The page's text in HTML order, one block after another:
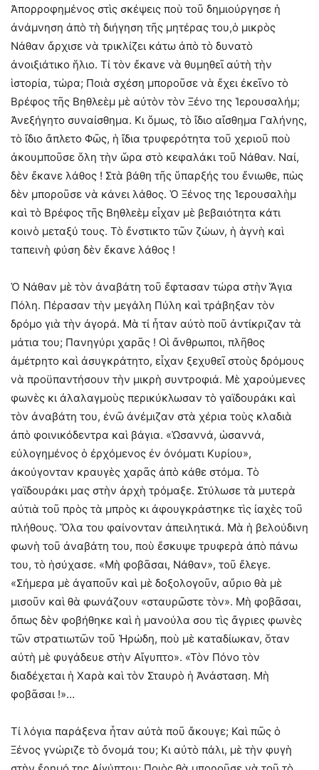
Ἀπορροφημένος στὶς σκέψεις ποὺ τοῦ δημιούργησε ἡ
ἀνάμνηση ἀπὸ τὴ διήγηση τῆς μητέρας του,ὁ μικρὸς
Νάθαν ἄρχισε νὰ τρικλίζει κάτω ἀπὸ τὸ δυνατὸ
ἀνοιξιάτικο ἥλιο. Τί τὸν ἔκανε νὰ θυμηθεῖ αὐτὴ τὴν
ἱστορία, τώρα; Ποιὰ σχέση μποροῦσε νὰ ἔχει ἐκεῖνο τὸ
Βρέφος τῆς Βηθλεὲμ μὲ αὐτὸν τὸν Ξένο της Ἱερουσαλήμ;
Ἀνεξήγητο συναίσθημα. Κι ὅμως, τὸ ἴδιο αἴσθημα Γαλήνης,
τὸ ἴδιο ἄπλετο Φῶς, ἡ ἴδια τρυφερότητα τοῦ χεριοῦ ποὺ
ἀκουμποῦσε ὅλη τὴν ὥρα στὸ κεφαλάκι τοῦ Νάθαν. Ναί,
δὲν ἔκανε λάθος ! Στὰ βάθη τῆς ὕπαρξής του ἔνιωθε, πὼς
δὲν μποροῦσε νὰ κάνει λάθος. Ὁ Ξένος της Ἱερουσαλὴμ
καὶ τὸ Βρέφος τῆς Βηθλεὲμ εἶχαν μὲ βεβαιότητα κάτι
κοινὸ μεταξύ τους. Τὸ ἔνστικτο τῶν ζώων, ἡ ἁγνὴ καὶ
ταπεινὴ φύση δὲν ἔκανε λάθος !
Ὁ Νάθαν μὲ τὸν ἀναβάτη τοῦ ἔφτασαν τώρα στὴν Ἅγια
Πόλη. Πέρασαν τὴν μεγάλη Πύλη καὶ τράβηξαν τὸν
δρόμο γιὰ τὴν ἀγορά. Μὰ τί ἦταν αὐτὸ ποῦ ἀντίκριζαν τὰ
μάτια του; Πανηγύρι χαρᾶς ! Οἱ ἄνθρωποι, πλῆθος
ἀμέτρητο καὶ ἀσυγκράτητο, εἶχαν ξεχυθεῖ στοὺς δρόμους
νὰ προϋπαντήσουν τὴν μικρὴ συντροφιά. Μὲ χαρούμενες
φωνὲς κι ἀλαλαγμοὺς περικύκλωσαν τὸ γαϊδουράκι καὶ
τὸν ἀναβάτη του, ἐνῶ ἀνέμιζαν στὰ χέρια τοὺς κλαδιὰ
ἀπὸ φοινικόδεντρα καὶ βάγια. «Ὡσαννά, ὡσαννά,
εὐλογημένος ὁ ἐρχόμενος ἐν ὀνόματι Κυρίου»,
ἀκούγονταν κραυγὲς χαρᾶς ἀπὸ κάθε στόμα. Τὸ
γαϊδουράκι μας στὴν ἀρχὴ τρόμαξε. Στύλωσε τὰ μυτερὰ
αὐτιὰ τοῦ πρὸς τὰ μπρὸς κι ἀφουγκράστηκε τὶς ἰαχὲς τοῦ
πλήθους. Ὅλα του φαίνονταν ἀπειλητικά. Μὰ ἡ βελούδινη
φωνὴ τοῦ ἀναβάτη του, ποὺ ἔσκυψε τρυφερὰ ἀπὸ πάνω
του, τὸ ἡσύχασε. «Μὴ φοβᾶσαι, Νάθαν», τοῦ ἔλεγε.
«Σήμερα μὲ ἀγαποῦν καὶ μὲ δοξολογοῦν, αὔριο θὰ μὲ
μισοῦν καὶ θὰ φωνάζουν «σταυρῶστε τὸν». Μὴ φοβᾶσαι,
ὄπως δὲν φοβήθηκε καὶ ἡ μανούλα σου τὶς ἄγριες φωνὲς
τῶν στρατιωτῶν τοῦ Ἡρώδη, ποὺ μὲ καταδίωκαν, ὅταν
αὐτὴ μὲ φυγάδευε στὴν Αἴγυπτο». «Τὸν Πόνο τὸν
διαδέχεται ἡ Χαρὰ καὶ τὸν Σταυρὸ ἡ Ἀνάσταση. Μὴ
φοβᾶσαι !»…
Τί λόγια παράξενα ἦταν αὐτὰ ποῦ ἄκουγε; Καὶ πῶς ὁ
Ξένος γνώριζε τὸ ὄνομά του; Κι αὐτὸ πάλι, μὲ τὴν φυγὴ